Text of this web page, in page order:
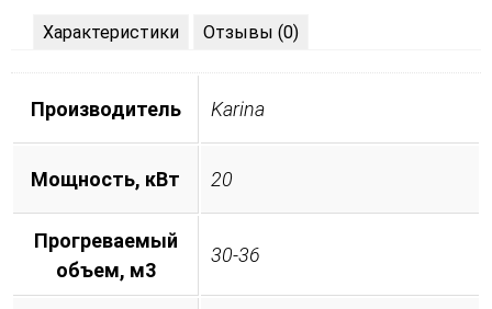
Характеристики Отзывы (0)
Производитель Karina
Мощность, кВт 20
Прогреваемый
объем, м3
30-36